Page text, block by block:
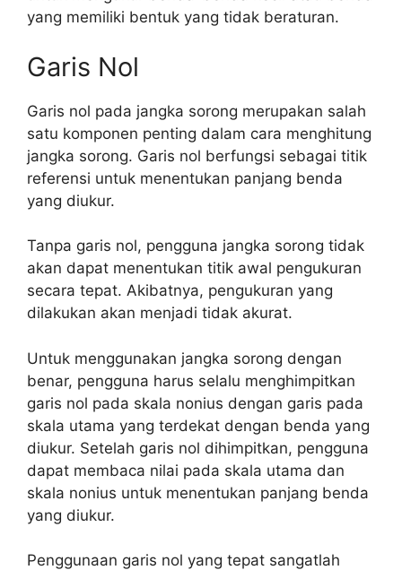
yang memiliki bentuk yang tidak beraturan.
Garis Nol
Garis nol pada jangka sorong merupakan salah
satu komponen penting dalam cara menghitung
jangka sorong. Garis nol berfungsi sebagai titik
referensi untuk menentukan panjang benda
yang diukur.
Tanpa garis nol, pengguna jangka sorong tidak
akan dapat menentukan titik awal pengukuran
secara tepat. Akibatnya, pengukuran yang
dilakukan akan menjadi tidak akurat.
Untuk menggunakan jangka sorong dengan
benar, pengguna harus selalu menghimpitkan
garis nol pada skala nonius dengan garis pada
skala utama yang terdekat dengan benda yang
diukur. Setelah garis nol dihimpitkan, pengguna
dapat membaca nilai pada skala utama dan
skala nonius untuk menentukan panjang benda
yang diukur.
Penggunaan garis nol yang tepat sangatlah